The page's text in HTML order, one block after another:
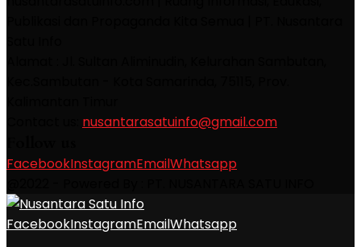
nusantarasatuinfo@gmail.com
FacebookInstagramEmailWhatsapp
FacebookInstagramEmailWhatsapp